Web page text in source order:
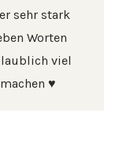
sehr stark
Worten
viel
♥